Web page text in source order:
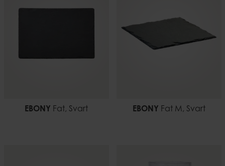
EBONY Fat, Svart EBONY Fat M, Svart